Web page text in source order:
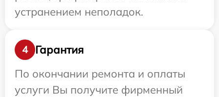
устранением неполадок.
4
Гарантия
По окончании ремонта и оплаты
услуги Вы получите фирменный